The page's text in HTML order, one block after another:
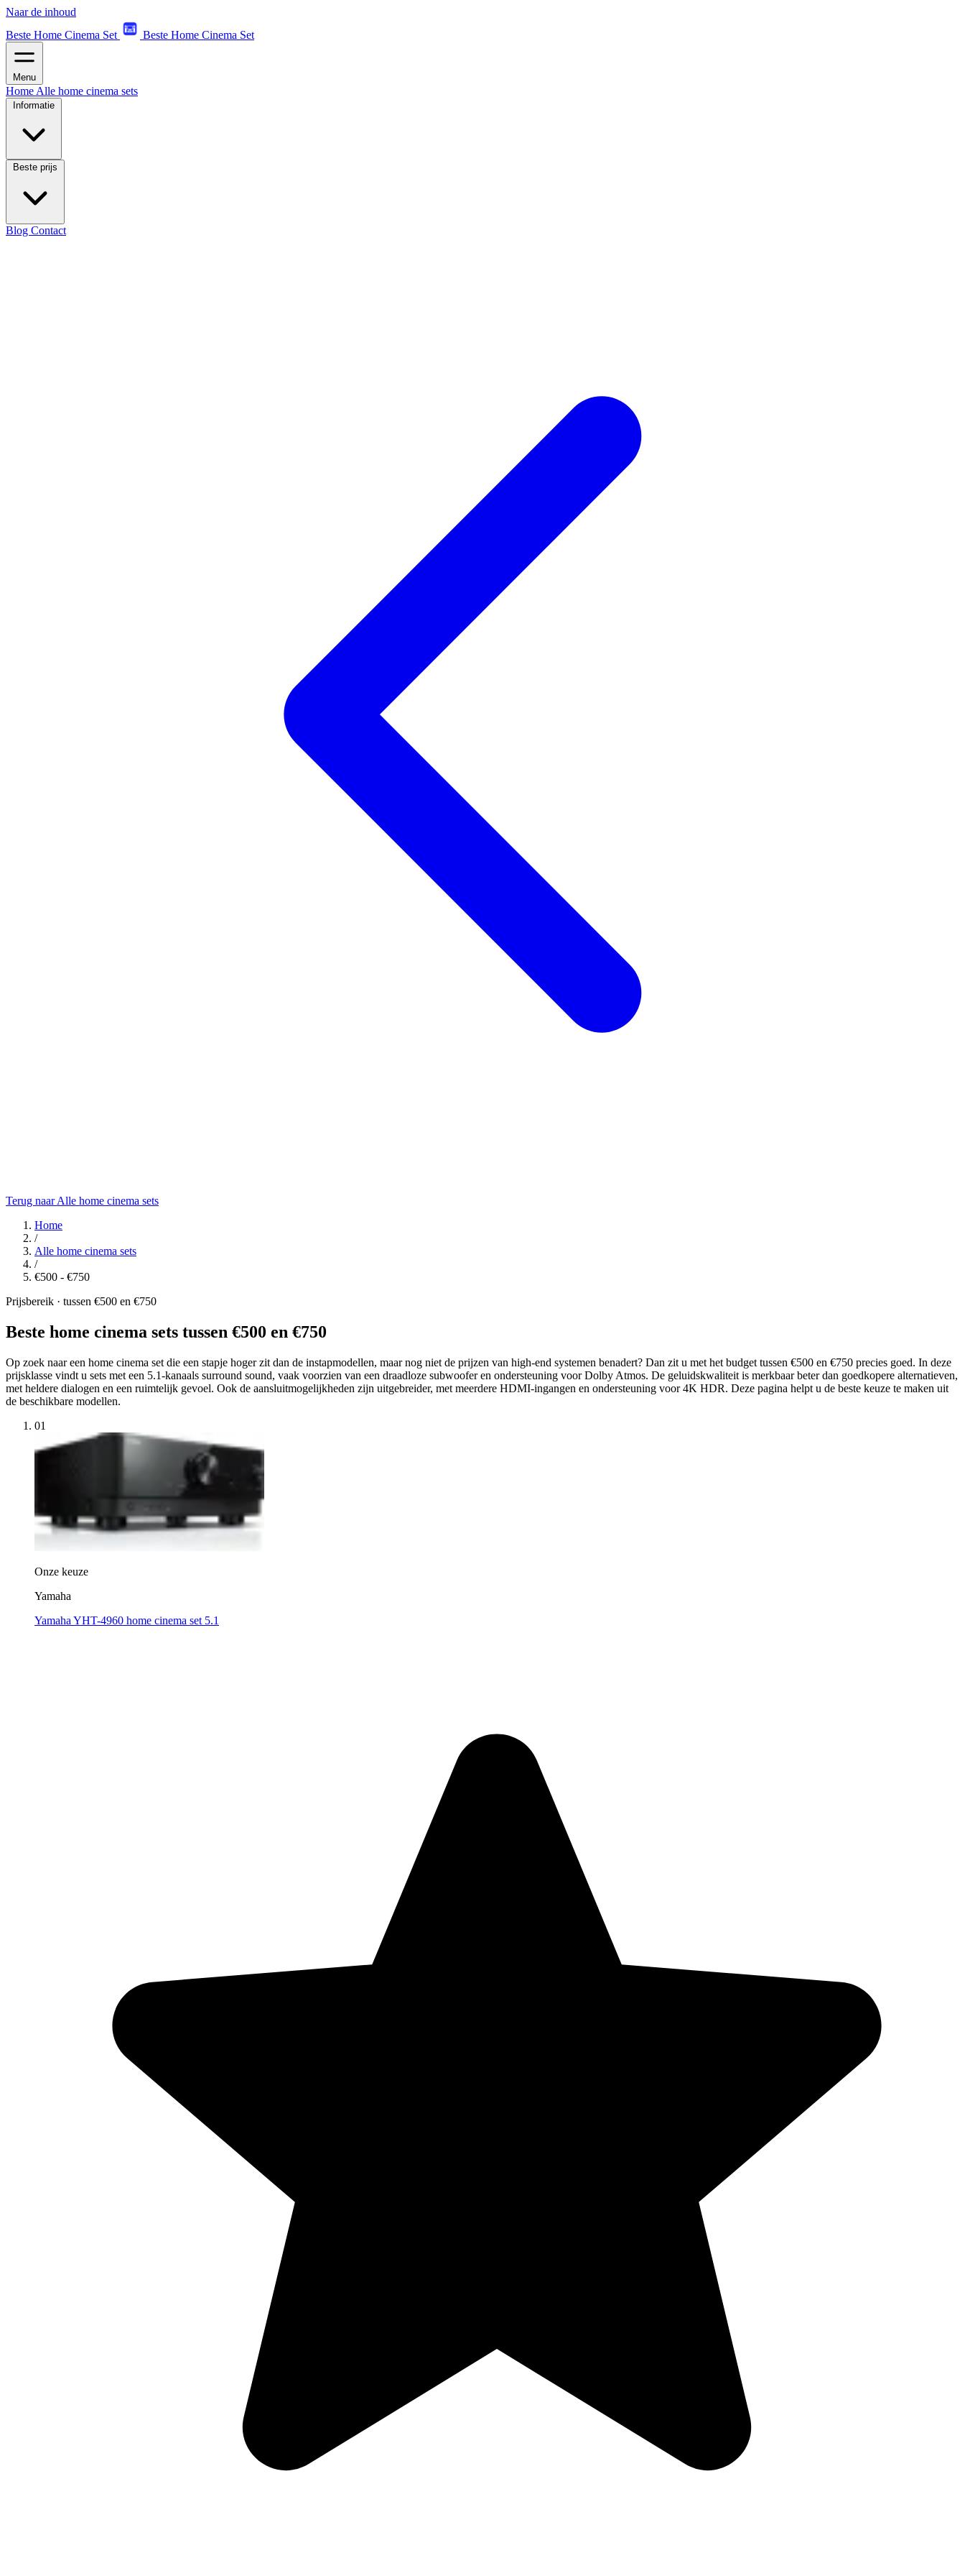
Naar de inhoud
Beste Home Cinema Set
Beste Home Cinema Set
Menu
Home Alle home cinema sets
Informatie
Beste prijs
Blog Contact
Terug naar Alle home cinema sets
Home
/
Alle home cinema sets
/
€500 - €750
Prijsbereik · tussen €500 en €750
Beste home cinema sets tussen €500 en €750
Op zoek naar een home cinema set die een stapje hoger zit dan de instapmodellen, maar nog niet de prijzen van high-end systemen benadert? Dan zit u met het budget tussen €500 en €750 precies goed. In deze
prijsklasse vindt u sets met een 5.1-kanaals surround sound, vaak voorzien van een draadloze subwoofer en ondersteuning voor Dolby Atmos. De geluidskwaliteit is merkbaar beter dan goedkopere alternatieven,
met heldere dialogen en een ruimtelijk gevoel. Ook de aansluitmogelijkheden zijn uitgebreider, met meerdere HDMI-ingangen en ondersteuning voor 4K HDR. Deze pagina helpt u de beste keuze te maken uit
de beschikbare modellen.
01
Onze keuze
Yamaha
Yamaha YHT-4960 home cinema set 5.1